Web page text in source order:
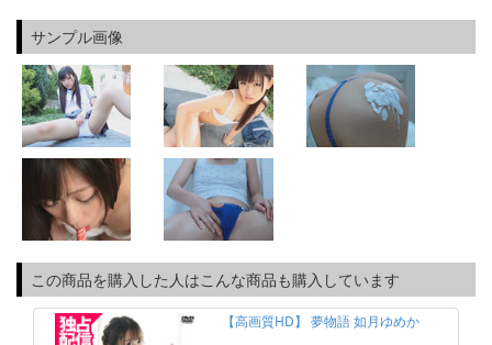
サンプル画像
この商品を購入した人はこんな商品も購入しています
【高画質HD】 夢物語 如月ゆめか